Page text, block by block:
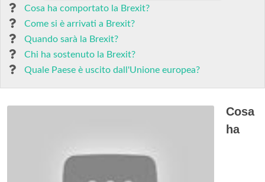
Cosa ha comportato la Brexit?
Come si è arrivati a Brexit?
Quando sarà la Brexit?
Chi ha sostenuto la Brexit?
Quale Paese è uscito dall'Unione europea?
Cosa
ha